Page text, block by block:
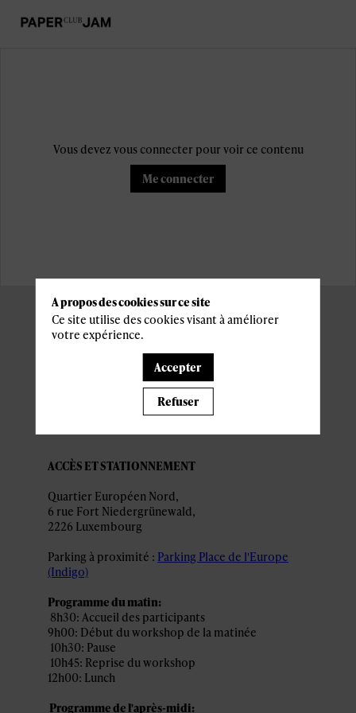
Vous devez vous connecter pour voir ce contenu
Me connecter
Informations
pratiques
ACCÈS ET STATIONNEMENT
Quartier Européen Nord,
6 rue Fort Niedergrünewald,
2226 Luxembourg
Parking à proximité : Parking Place de l'Europe
(Indigo)
Programme du matin:
8h30: Accueil des participants
9h00: Début du workshop de la matinée
10h30: Pause
10h45: Reprise du workshop
12h00: Lunch
Programme de l'après-midi:
A propos des cookies sur ce site
Ce site utilise des cookies visant à améliorer
votre expérience.
Accepter
Refuser